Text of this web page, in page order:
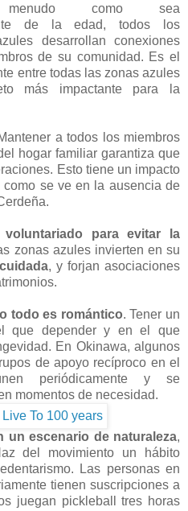
como sea
de la edad, todos los
desarrollan conexiones
de su comunidad. Es el
entre todas las zonas azules
más impactante para la
a todos los miembros
hogar familiar garantiza que
Esto tiene un impacto
se ve en la ausencia de
voluntariado para evitar la
zonas azules invierten en su
, y forjan asociaciones
todo es romántico. Tener un
que depender y en el que
En Okinawa, algunos
de apoyo recíproco en el
periódicamente y se
momentos de necesidad.
un escenario de naturaleza,
del movimiento un hábito
Las personas en
tienen suscripciones a
juegan pickleball tres horas